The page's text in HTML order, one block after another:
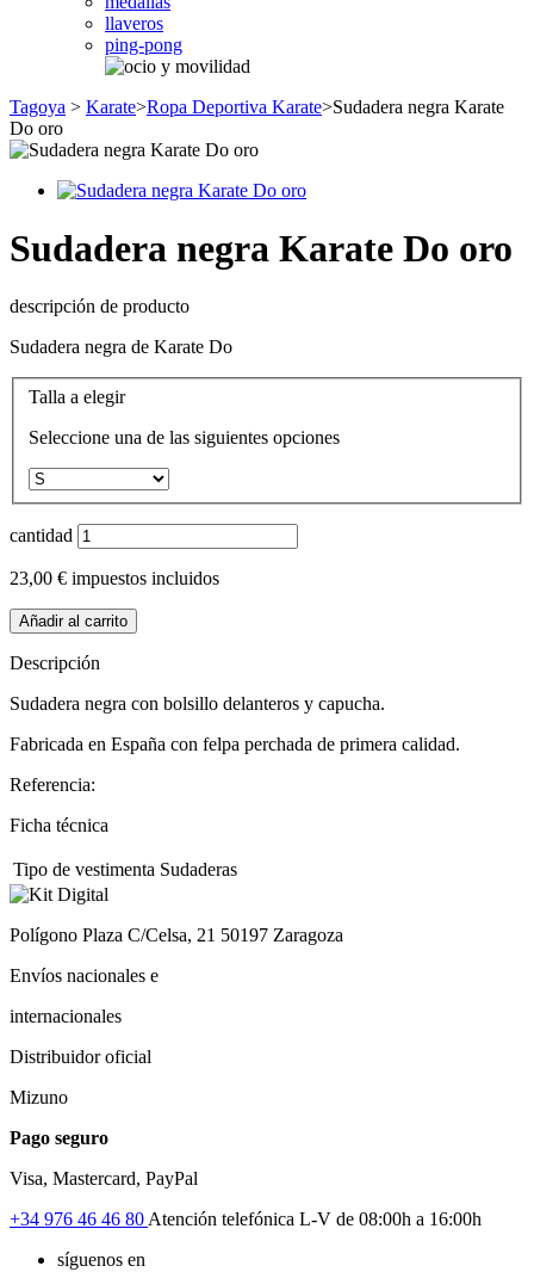
llaveros
ping-pong
Tagoya > Karate>Ropa Deportiva Karate>Sudadera negra Karate
Do oro
Sudadera negra Karate Do oro
descripción de producto
Sudadera negra de Karate Do
Talla a elegir
Seleccione una de las siguientes opciones
cantidad
23,00 € impuestos incluidos
Añadir al carrito
Descripción
Sudadera negra con bolsillo delanteros y capucha.
Fabricada en España con felpa perchada de primera calidad.
Referencia:
Ficha técnica
Tipo de vestimenta Sudaderas
Polígono Plaza C/Celsa, 21 50197 Zaragoza
Envíos nacionales e
internacionales
Distribuidor oficial
Mizuno
Pago seguro
Visa, Mastercard, PayPal
+34 976 46 46 80 Atención telefónica L-V de 08:00h a 16:00h
síguenos en